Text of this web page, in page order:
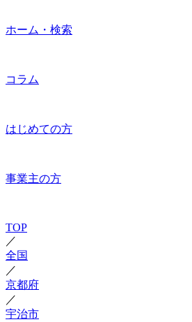
ホーム・検索
コラム
はじめての方
事業主の方
TOP
／
全国
／
京都府
／
宇治市